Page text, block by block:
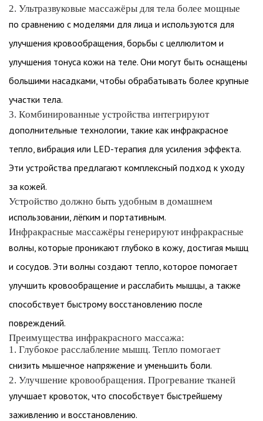
2. Ультразвуковые массажёры для тела более мощные
по сравнению с моделями для лица и используются для
улучшения кровообращения, борьбы с целлюлитом и
улучшения тонуса кожи на теле. Они могут быть оснащены
большими насадками, чтобы обрабатывать более крупные
участки тела.
3. Комбинированные устройства интегрируют
дополнительные технологии, такие как инфракрасное
тепло, вибрация или LED-терапия для усиления эффекта.
Эти устройства предлагают комплексный подход к уходу
за кожей.
Устройство должно быть удобным в домашнем
использовании, лёгким и портативным.
Инфракрасные массажёры генерируют инфракрасные
волны, которые проникают глубоко в кожу, достигая мышц
и сосудов. Эти волны создают тепло, которое помогает
улучшить кровообращение и расслабить мышцы, а также
способствует быстрому восстановлению после
повреждений.
Преимущества инфракрасного массажа:
1. Глубокое расслабление мышц. Тепло помогает
снизить мышечное напряжение и уменьшить боли.
2. Улучшение кровообращения. Прогревание тканей
улучшает кровоток, что способствует быстрейшему
заживлению и восстановлению.